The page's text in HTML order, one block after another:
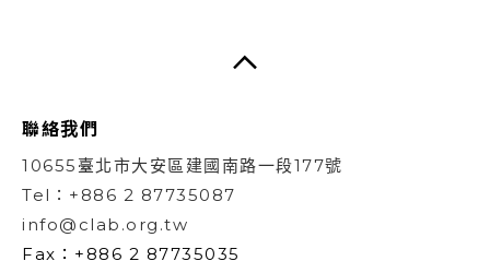
聯絡我們
10655臺北市大安區建國南路一段177號
Tel：+886 2 87735087
info@clab.org.tw
Fax：+886 2 87735035